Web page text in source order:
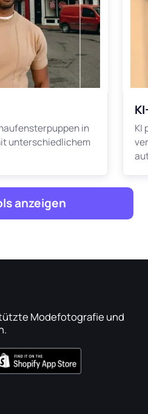
in
unterschiedlichem
KI
anzeigen
Modefotografie und